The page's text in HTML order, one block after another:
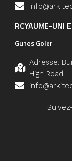
ROYAUME-UNI
Gunes Goler
Adresse:
High Road,